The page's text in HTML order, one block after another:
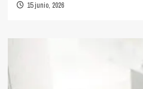
15 junio, 2026